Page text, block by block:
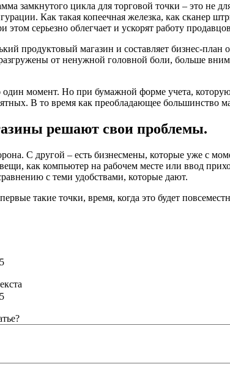
замкнутого цикла для торговой точки – это не
Как такая копеечная железка, как сканер
этом серьезно облегчает и ускорят работу
продуктовый магазин и составляет бизнес-
от ненужной головной боли, больше
один момент. Но при бумажной форме учета,
В то время как преобладающее большинство
решают свои проблемы.
С другой – есть бизнесмены, которые уже с
как компьютер на рабочем месте или ввод
с теми удобствами, которые дают.
такие точки, время, когда это будет
5
5